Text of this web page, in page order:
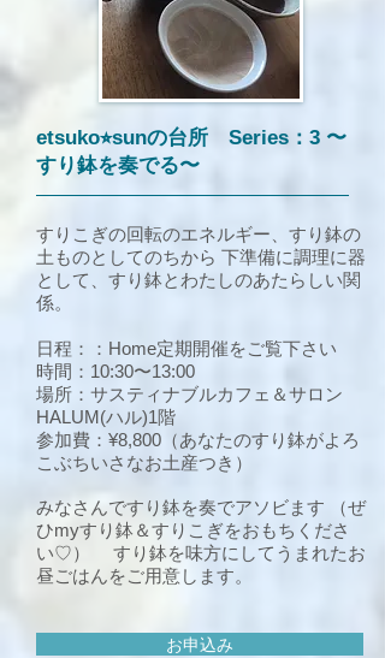
etsuko⭐︎sunの台所 Series：3 〜
すり鉢を奏でる〜
すりこぎの回転のエネルギー、すり鉢の
土ものとしてのちから 下準備に調理に器
として、すり鉢とわたしのあたらしい関
係。
日程：：Home定期開催をご覧下さい
時間：10:30〜13:00
場所：サスティナブルカフェ＆サロン
HALUM(ハル)1階
参加費：¥8,800 （あなたのすり鉢がよろ
こぶちいさなお土産つき）
みなさんですり鉢を奏でアソビます （ぜ
ひmyすり鉢＆すりこぎをおもちくださ
い♡） すり鉢を味方にしてうまれたお
昼ごはんをご用意します。
お申込み